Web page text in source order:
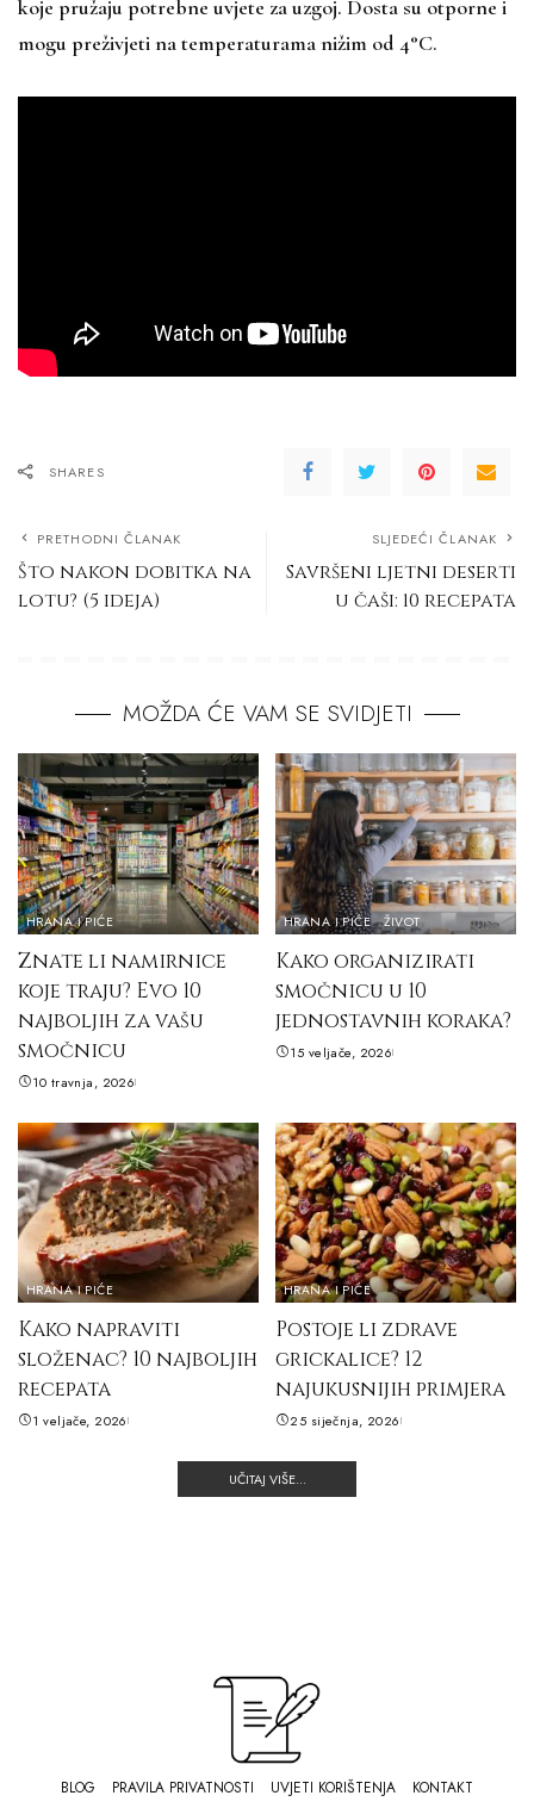
koje pružaju potrebne uvjete za uzgoj. Dosta su otporne i
mogu preživjeti na temperaturama nižim od 4°C.
SHARES
PRETHODNI ČLANAK
Što nakon dobitka na
lotu? (5 ideja)
SLJEDEĆI ČLANAK
Savršeni ljetni deserti
u čaši: 10 recepata
MOŽDA ĆE VAM SE SVIDJETI
HRANA I PIĆE
Znate li namirnice
koje traju? Evo 10
najboljih za vašu
smočnicu
10 travnja, 2026
HRANA I PIĆE ŽIVOT
Kako organizirati
smočnicu u 10
jednostavnih koraka?
15 veljače, 2026
HRANA I PIĆE
Kako napraviti
složenac? 10 najboljih
recepata
1 veljače, 2026
HRANA I PIĆE
Postoje li zdrave
grickalice? 12
najukusnijih primjera
25 siječnja, 2026
UČITAJ VIŠE...
BLOG PRAVILA PRIVATNOSTI UVJETI KORIŠTENJA KONTAKT